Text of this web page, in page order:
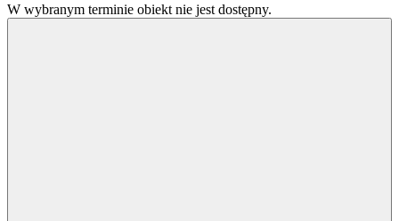
W wybranym terminie obiekt nie jest dostępny.